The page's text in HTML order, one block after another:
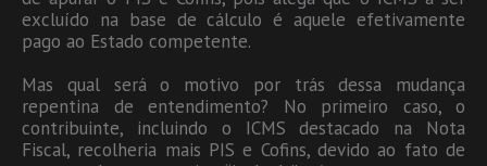
excluído na base de cálculo é aquele efetivamente
pago ao Estado competente.
Mas qual será o motivo por trás dessa mudança
repentina de entendimento? No primeiro caso, o
contribuinte, incluindo o ICMS destacado na Nota
Fiscal, recolheria mais PIS e Cofins, devido ao fato de